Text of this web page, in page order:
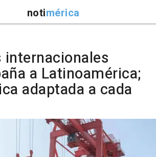
notimérica
internacionales
a Latinoamérica;
adaptada a cada